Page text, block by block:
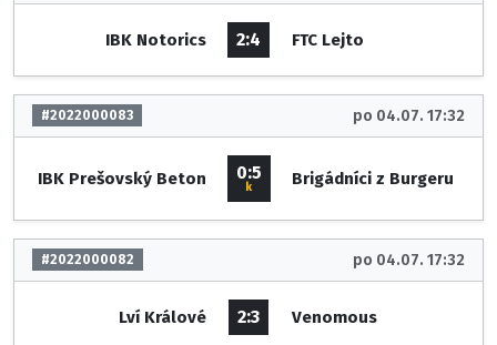
IBK Notorics 2:4 FTC Lejto
#2022000083 po 04.07. 17:32
IBK Prešovský Beton 0:5
k Brigádníci z Burgeru
#2022000082 po 04.07. 17:32
Lví Králové 2:3 Venomous